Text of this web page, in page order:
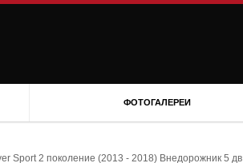
ФОТОГАЛЕРЕИ
Sport 2 поколение (2013 - 2018) Внедорожник 5 дв